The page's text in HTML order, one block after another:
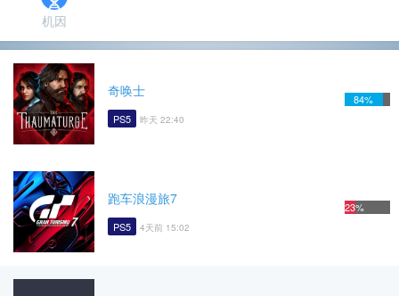
机因
奇唤士
PS5 昨天 22:40
84%
跑车浪漫旅7
PS5 4天前 15:02
23%